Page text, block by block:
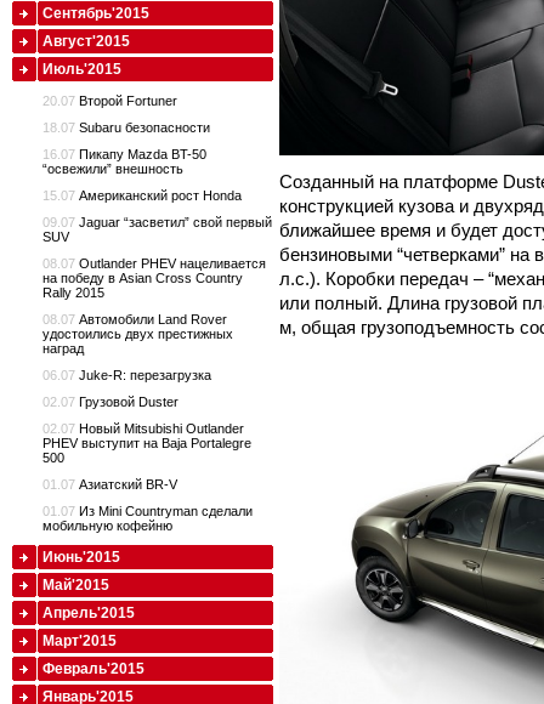
Созданный на платформе
конструкцией кузова и
ближайшее время и будет
бензиновыми “четверками”
л.с.). Коробки передач –
или полный. Длина грузовой
м, общая грузоподъемность
Сентябрь'2015
Август'2015
Июль'2015
20.07 Второй Fortuner
18.07 Subaru безопасности
16.07 Пикапу Mazda BT-50
“освежили” внешность
15.07 Американский рост Honda
09.07 Jaguar “засветил” свой первый
SUV
08.07 Outlander PHEV нацеливается
на победу в Asian Cross Country
Rally 2015
08.07 Автомобили Land Rover
удостоились двух престижных
наград
06.07 Juke-R: перезагрузка
02.07 Грузовой Duster
02.07 Новый Mitsubishi Outlander
PHEV выступит на Baja Portalegre
500
01.07 Азиатский BR-V
01.07 Из Mini Countryman сделали
мобильную кофейню
Июнь'2015
Май'2015
Апрель'2015
Март'2015
Февраль'2015
Январь'2015